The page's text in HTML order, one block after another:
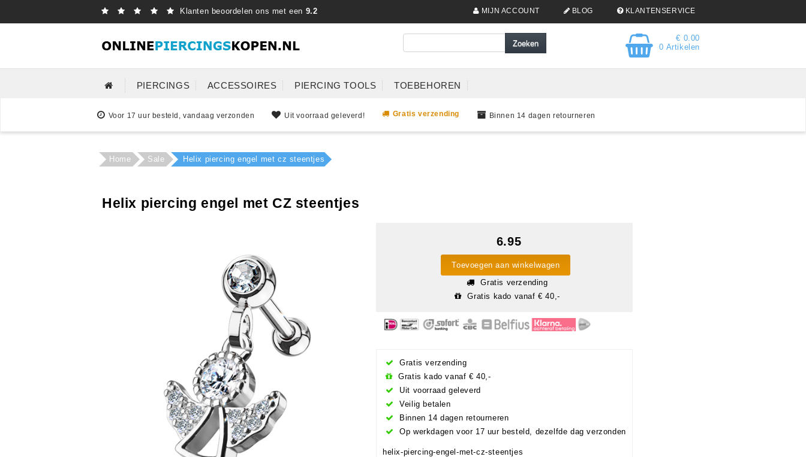
Klanten beoordelen ons met een 9.2 MIJN ACCOUNT BLOG KLANTENSERVICE
€ 0.00
0 Artikelen
PIERCINGS ACCESSOIRES PIERCING TOOLS TOEBEHOREN
Voor 17 uur besteld, vandaag verzonden Uit voorraad geleverd! Gratis verzending Binnen 14 dagen retourneren
Home Sale Helix piercing engel met cz steentjes
Helix piercing engel met CZ steentjes
6.95
Toevoegen aan winkelwagen
Gratis verzending
Gratis kado vanaf € 40,-
Gratis verzending
Gratis kado vanaf € 40,-
Uit voorraad geleverd
Veilig betalen
Binnen 14 dagen retourneren
Op werkdagen voor 17 uur besteld, dezelfde dag verzonden
helix-piercing-engel-met-cz-steentjes